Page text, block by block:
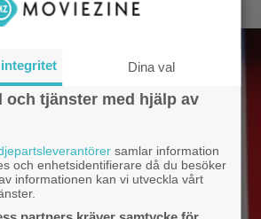
Dina val
och tjänster med hjälp av
samlar information
och enhetsidentifierare då du besöker
informationen kan vi utveckla vårt